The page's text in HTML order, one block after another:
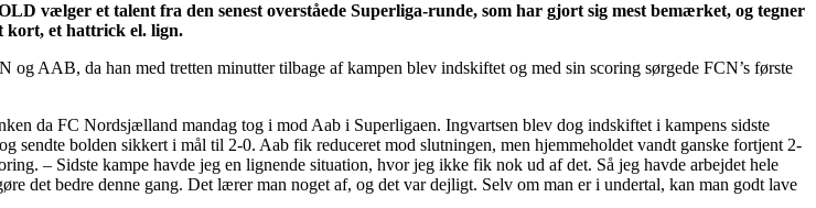
vælger et talent fra den senest overståede Superliga-runde, som har gjort sig mest bemærket, og tegner
kort, et hattrick el. lign.
AAB, da han med tretten minutter tilbage af kampen blev indskiftet og med sin scoring sørgede FCN’s første
da FC Nordsjælland mandag tog i mod Aab i Superligaen. Ingvartsen blev dog indskiftet i kampens sidste
sendte bolden sikkert i mål til 2-0. Aab fik reduceret mod slutningen, men hjemmeholdet vandt ganske fortjent 2-
– Sidste kampe havde jeg en lignende situation, hvor jeg ikke fik nok ud af det. Så jeg havde arbejdet hele
det bedre denne gang. Det lærer man noget af, og det var dejligt. Selv om man er i undertal, kan man godt lave